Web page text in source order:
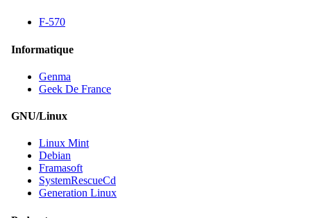
F-570
Informatique
Genma
Geek De France
GNU/Linux
Linux Mint
Debian
Framasoft
SystemRescueCd
Generation Linux